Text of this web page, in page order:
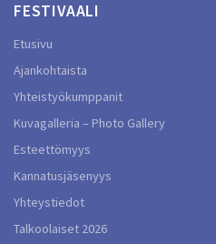
FESTIVAALI
Etusivu
Ajankohtaista
Yhteistyökumppanit
Kuvagalleria – Photo Gallery
Esteettömyys
Kannatusjäsenyys
Yhteystiedot
Talkoolaiset 2026